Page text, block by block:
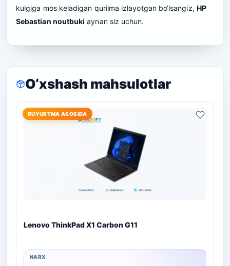
kulgiga mos keladigan qurilma izlayotgan bo‘lsangiz, HP
Sebastian noutbuki aynan siz uchun.
O‘xshash mahsulotlar
BUYURTMA ASOSIDA
Lenovo ThinkPad X1 Carbon G11